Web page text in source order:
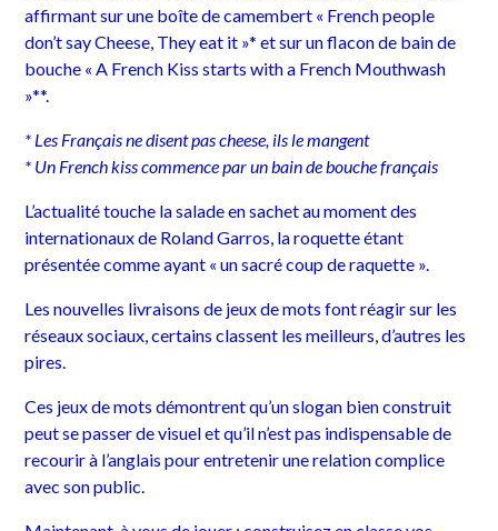
affirmant sur une boîte de camembert « French people
don’t say Cheese, They eat it »* et sur un flacon de bain de
bouche « A French Kiss starts with a French Mouthwash
»**.
* Les Français ne disent pas cheese, ils le mangent
* Un French kiss commence par un bain de bouche français
L’actualité touche la salade en sachet au moment des
internationaux de Roland Garros, la roquette étant
présentée comme ayant « un sacré coup de raquette ».
Les nouvelles livraisons de jeux de mots font réagir sur les
réseaux sociaux, certains classent les meilleurs, d’autres les
pires.
Ces jeux de mots démontrent qu’un slogan bien construit
peut se passer de visuel et qu’il n’est pas indispensable de
recourir à l’anglais pour entretenir une relation complice
avec son public.